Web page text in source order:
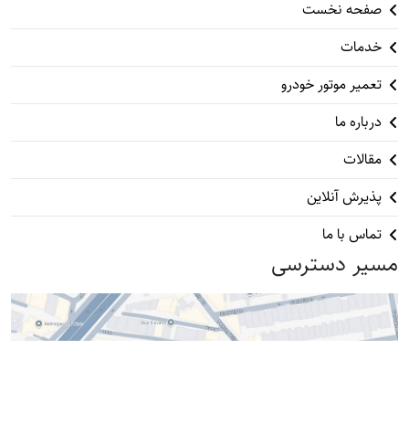
صفحه نخست
خدمات
تعمیر موتور خودرو
درباره ما
مقالات
پذیرش آنلاین
تماس با ما
مسیر دسترسی